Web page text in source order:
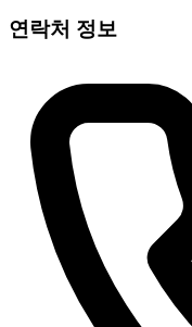
연락처 정보